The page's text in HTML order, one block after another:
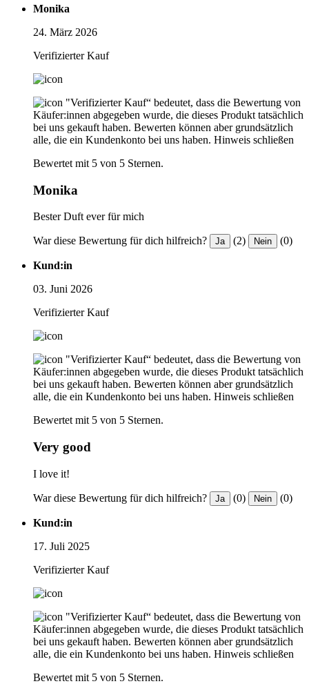
Monika
24. März 2026
Verifizierter Kauf
"Verifizierter Kauf“ bedeutet, dass die Bewertung von
Käufer:innen abgegeben wurde, die dieses Produkt tatsächlich
bei uns gekauft haben. Bewerten können aber grundsätzlich
alle, die ein Kundenkonto bei uns haben. Hinweis schließen
Bewertet mit 5 von 5 Sternen.
Monika
Bester Duft ever für mich
War diese Bewertung für dich hilfreich? Ja (2) Nein (0)
Kund:in
03. Juni 2026
Verifizierter Kauf
"Verifizierter Kauf“ bedeutet, dass die Bewertung von
Käufer:innen abgegeben wurde, die dieses Produkt tatsächlich
bei uns gekauft haben. Bewerten können aber grundsätzlich
alle, die ein Kundenkonto bei uns haben. Hinweis schließen
Bewertet mit 5 von 5 Sternen.
Very good
I love it!
War diese Bewertung für dich hilfreich? Ja (0) Nein (0)
Kund:in
17. Juli 2025
Verifizierter Kauf
"Verifizierter Kauf“ bedeutet, dass die Bewertung von
Käufer:innen abgegeben wurde, die dieses Produkt tatsächlich
bei uns gekauft haben. Bewerten können aber grundsätzlich
alle, die ein Kundenkonto bei uns haben. Hinweis schließen
Bewertet mit 5 von 5 Sternen.